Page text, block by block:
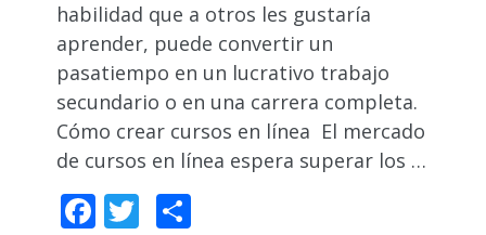
habilidad que a otros les gustaría
aprender, puede convertir un
pasatiempo en un lucrativo trabajo
secundario o en una carrera completa.
Cómo crear cursos en línea El mercado
de cursos en línea espera superar los …
Facebook
Twitter